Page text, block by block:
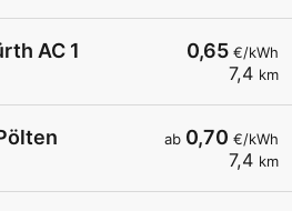
0,65 €/kWh
7,4 km
AC 1
ab 0,70 €/kWh
7,4 km